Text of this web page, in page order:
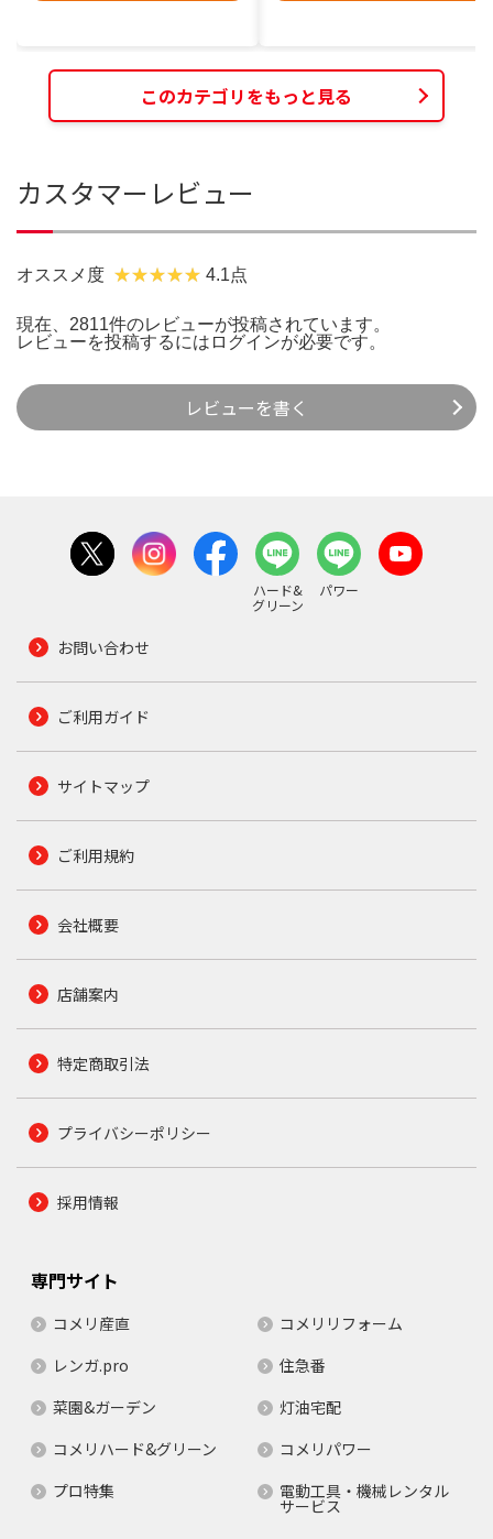
このカテゴリをもっと見る
カスタマーレビュー
オススメ度 4.1点
現在、2811件のレビューが投稿されています。
レビューを投稿するには ログインが必要です。
レビューを書く
ハード&
グリーン
パワー
お問い合わせ
ご利用ガイド
サイトマップ
ご利用規約
会社概要
店舗案内
特定商取引法
プライバシーポリシー
採用情報
専門サイト
コメリ産直
コメリリフォーム
レンガ.pro
住急番
菜園&ガーデン
灯油宅配
コメリハード&グリーン
コメリパワー
プロ特集
電動工具・機械レンタル
サービス